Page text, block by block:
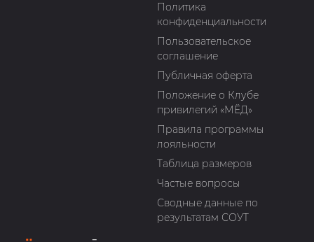
Политика
конфиденциальности
Пользовательское
соглашение
Публичная оферта
Положение о Клубе
привилегий «МЁД»
Правила программы
лояльности
Таблица размеров
Частые вопросы
Сводные данные по
результатам СОУТ